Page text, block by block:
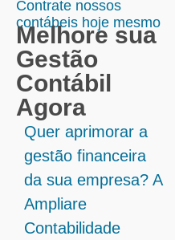
Contrate nossos
contábeis hoje mesmo
Melhore sua
Gestão
Contábil
Agora
Quer aprimorar a
gestão financeira
da sua empresa? A
Ampliare
Contabilidade